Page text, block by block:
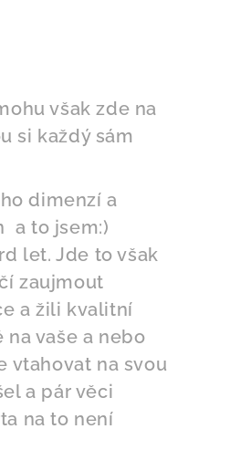
však zde na
si každý sám
dimenzí a
a to jsem:)
let. Jde to však
zaujmout
a žili kvalitní
na vaše a nebo
vtahovat na svou
a pár věci
na to není